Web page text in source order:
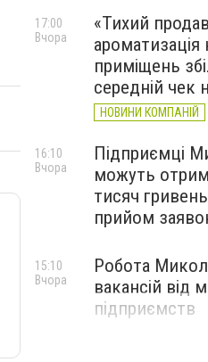
«Тихий
приміщень
середній чек
НОВИНИ КОМПАНІЙ
17:00
Вчора
Підприємці
можуть
тисяч
прийом
16:10
Вчора
Робота
вакансій від
підприємств
15:10
Вчора